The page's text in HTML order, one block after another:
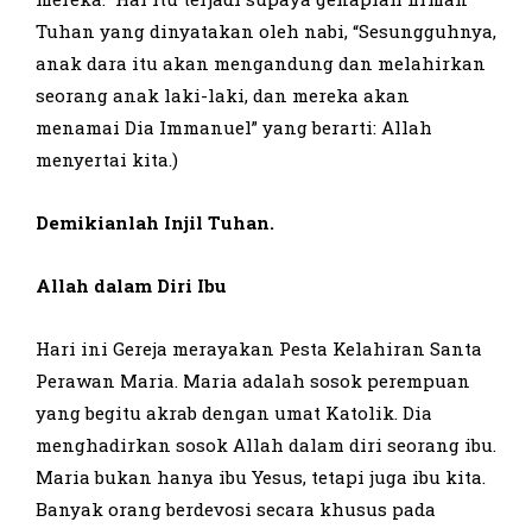
Tuhan yang dinyatakan oleh nabi, “Sesungguhnya,
anak dara itu akan mengandung dan melahirkan
seorang anak laki-laki, dan mereka akan
menamai Dia Immanuel” yang berarti: Allah
menyertai kita.)
Demikianlah Injil Tuhan.
Allah dalam Diri Ibu
Hari ini Gereja merayakan Pesta Kelahiran Santa
Perawan Maria. Maria adalah sosok perempuan
yang begitu akrab dengan umat Katolik. Dia
menghadirkan sosok Allah dalam diri seorang ibu.
Maria bukan hanya ibu Yesus, tetapi juga ibu kita.
Banyak orang berdevosi secara khusus pada